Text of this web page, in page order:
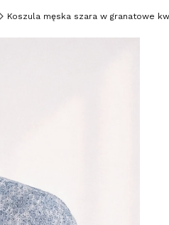
Koszula męska szara w granatowe